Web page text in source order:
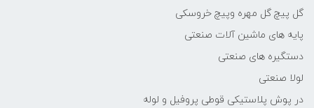
گل پیچ گل مهره وپیچ خروسکی
پایه های ماشین آلات صنعتی
دستگیره های صنعتی
لولا صنعتی
در پوش پلاستیکی قوطی پروفیل و لوله